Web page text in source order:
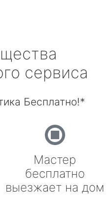
сервиса
Бесплатно!*
Мастер
бесплатно
выезжает на дом